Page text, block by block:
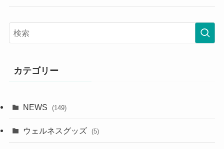
カテゴリー
NEWS (149)
ウェルネスグッズ (5)